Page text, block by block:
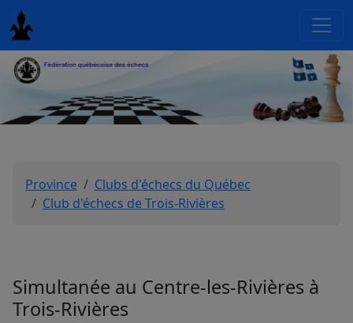
Province
Clubs d'échecs du Québec
Club d'échecs de Trois-Rivières
Simultanée au Centre-les-Rivières à
Trois-Rivières